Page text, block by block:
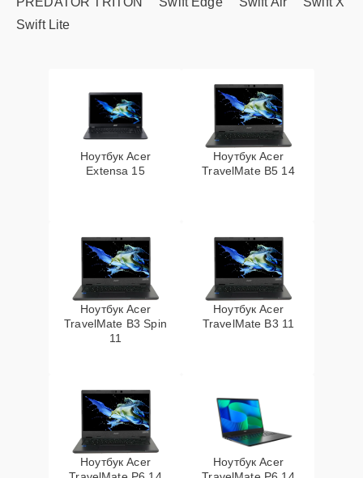
Swift Lite
Ноутбук Acer
Extensa 15
Ноутбук Acer
TravelMate B5 14
Ноутбук Acer
TravelMate B3 Spin
11
Ноутбук Acer
TravelMate B3 11
Ноутбук Acer
Ноутбук Acer